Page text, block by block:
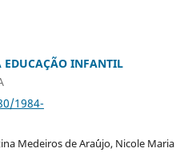
EDUCAÇÃO INFANTIL
1984-
Medeiros de Ara´´ujo, Nicole Maria